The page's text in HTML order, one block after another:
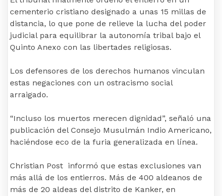
cementerio cristiano designado a unas 15 millas de
distancia, lo que pone de relieve la lucha del poder
judicial para equilibrar la autonomía tribal bajo el
Quinto Anexo con las libertades religiosas.
Los defensores de los derechos humanos vinculan
estas negaciones con un ostracismo social
arraigado.
“Incluso los muertos merecen dignidad”, señaló una
publicación del Consejo Musulmán Indio Americano,
haciéndose eco de la furia generalizada en línea.
Christian Post informó que estas exclusiones van
más allá de los entierros. Más de 400 aldeanos de
más de 20 aldeas del distrito de Kanker, en